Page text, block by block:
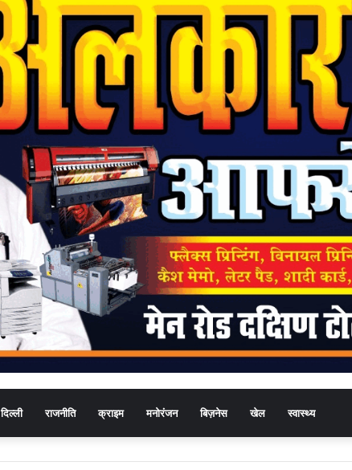
दिल्ली राजनीति क्राइम मनोरंजन बिज़नेस खेल स्वास्थ्य